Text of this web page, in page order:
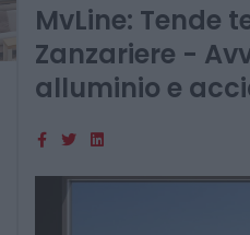
MvLine: Tende
Zanzariere -
alluminio e